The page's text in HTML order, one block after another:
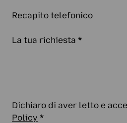
Recapito telefonico
La tua richiesta *
Dichiaro di aver letto e
Policy *